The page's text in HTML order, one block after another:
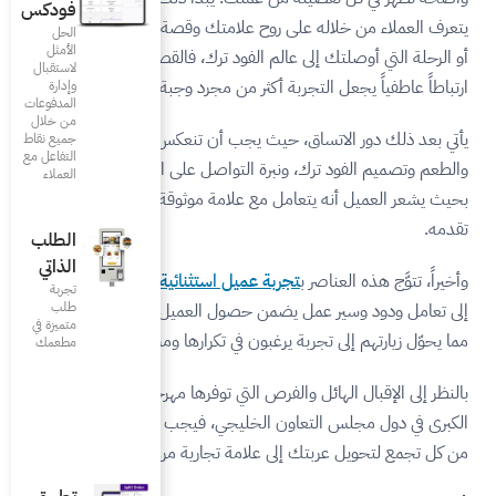
فودكس
الحل
الأمثل
لاستقبال
وإدارة
المدفوعات
جميع نقاط
العملاء
تجربة
طلب
متميزة في
مطعمك‎
علامتك وقصة مطعمك وصفاتك،
ترك، فالقصة القوية تخلق
من مجرد وجبة.
أن تنعكس هويتك في الجودة
على المنصات الرقمية،
موثوقة تعرف بالضبط ما
استثنائيةمن خدمة سريعة
العميل على طلبه بسهولة،
تكرارها ومشاركتها مع الآخرين.
توفرها مهرجانات الفود ترك
فيجب الاستفادة القصوى
تجارية مرغوبة.